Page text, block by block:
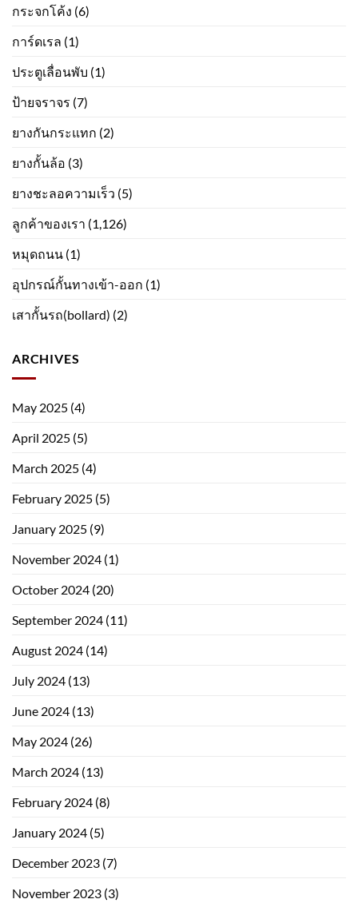
กระจกโค้ง (6)
การ์ดเรล (1)
ประตูเลื่อนพับ (1)
ป้ายจราจร (7)
ยางกันกระแทก (2)
ยางกั้นล้อ (3)
ยางชะลอความเร็ว (5)
ลูกค้าของเรา (1,126)
หมุดถนน (1)
อุปกรณ์กั้นทางเข้า-ออก (1)
เสากั้นรถ(bollard) (2)
ARCHIVES
May 2025 (4)
April 2025 (5)
March 2025 (4)
February 2025 (5)
January 2025 (9)
November 2024 (1)
October 2024 (20)
September 2024 (11)
August 2024 (14)
July 2024 (13)
June 2024 (13)
May 2024 (26)
March 2024 (13)
February 2024 (8)
January 2024 (5)
December 2023 (7)
November 2023 (3)